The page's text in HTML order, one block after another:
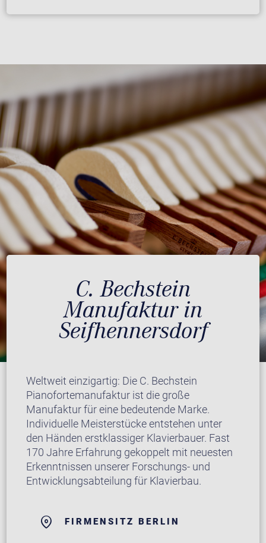
C. Bechstein
Manufaktur in
Seifhennersdorf
Weltweit einzigartig: Die C. Bechstein
Pianofortemanufaktur ist die große
Manufaktur für eine bedeutende Marke.
Individuelle Meisterstücke entstehen unter
den Händen erstklassiger Klavierbauer. Fast
170 Jahre Erfahrung gekoppelt mit neuesten
Erkenntnissen unserer Forschungs- und
Entwicklungsabteilung für Klavierbau.
FIRMENSITZ BERLIN